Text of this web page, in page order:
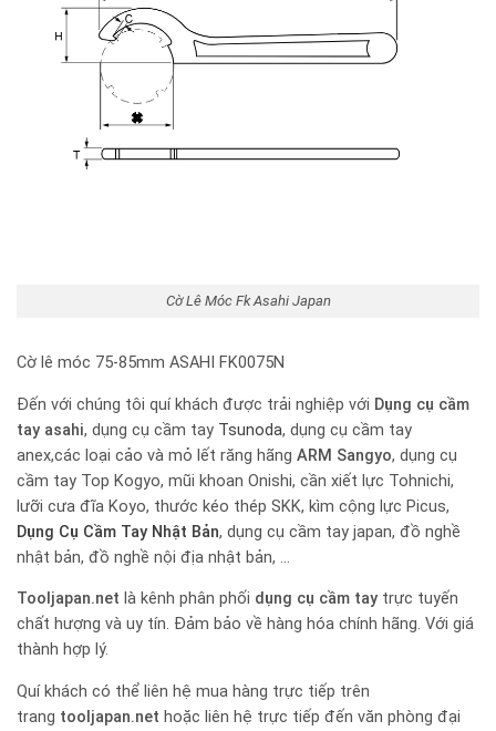
Cờ Lê Móc Fk Asahi Japan
Cờ lê móc 75-85mm ASAHI FK0075N
Đến với chúng tôi quí khách được trải nghiệp với Dụng cụ cầm
tay asahi, dụng cụ cầm tay Tsunoda, dụng cụ cầm tay
anex,các loại cảo và mỏ lết răng hãng ARM Sangyo, dụng cụ
cầm tay Top Kogyo, mũi khoan Onishi, cần xiết lực Tohnichi,
lưỡi cưa đĩa Koyo, thước kéo thép SKK, kìm cộng lực Picus,
Dụng Cụ Cầm Tay Nhật Bản, dụng cụ cầm tay japan, đồ nghề
nhật bản, đồ nghề nội địa nhật bản, …
Tooljapan.net là kênh phân phối dụng cụ cầm tay trực tuyến
chất hượng và uy tín. Đảm bảo về hàng hóa chính hãng. Với giá
thành hợp lý.
Quí khách có thể liên hệ mua hàng trực tiếp trên
trang tooljapan.net hoặc liên hệ trực tiếp đến văn phòng đại